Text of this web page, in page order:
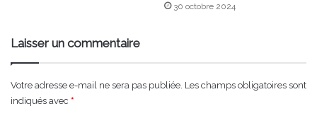
30 octobre 2024
Laisser un commentaire
Votre adresse e-mail ne sera pas publiée. Les champs obligatoires sont
indiqués avec *